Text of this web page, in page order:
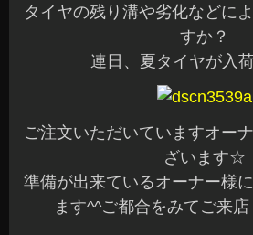
タイヤの残り溝や劣化などに
すか？
連日、夏タイヤが入
ご注文いただいていますオー
ざいます☆
準備が出来ているオーナー様
ます^^ご都合をみてご来